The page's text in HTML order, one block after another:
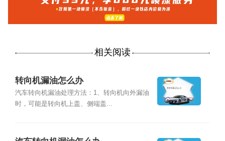
相关阅读
转向机漏油怎么办
汽车转向机漏油处理方法：1、转向机向外漏油
时，可能是转向机上盖、侧端盖...